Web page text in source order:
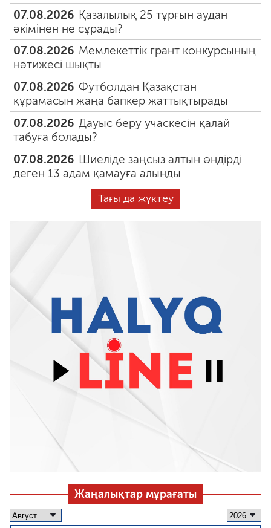
07.08.2026 Қазалылық 25 тұрғын аудан
әкімінен не сұрады?
07.08.2026 Мемлекеттік грант конкурсының
нәтижесі шықты
07.08.2026 Футболдан Қазақстан
құрамасын жаңа бапкер жаттықтырады
07.08.2026 Дауыс беру учаскесін қалай
табуға болады?
07.08.2026 Шиеліде заңсыз алтын өндірді
деген 13 адам қамауға алынды
Тағы да жүктеу
Жаңалықтар мұрағаты